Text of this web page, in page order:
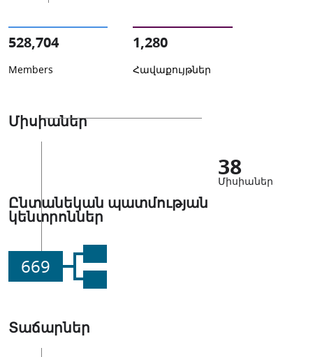
528,704
Members
1,280
Հավաքույթներ
Միսիաներ
38
Միսիաներ
Ընտանեկան պատմության
կենտրոններ
669
Տաճարներ